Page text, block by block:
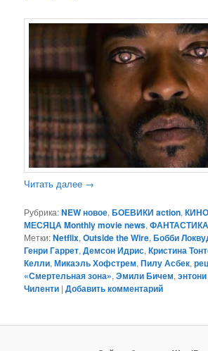
Читать далее →
Рубрика:NEW новое,БОЕВИКИ action,
МЕСЯЦА Monthly movie news,ФАНТАСТИКА
Метки:Netflix,Outside the Wire,Бобби
Генри Гаррет,Демсон Идрис,Кристина
Келли,Микаэль Хофстрем,Пилу Асбек,
«Смертельная зона»,Эмили Бичем,
Чиленти |Добавить комментарий